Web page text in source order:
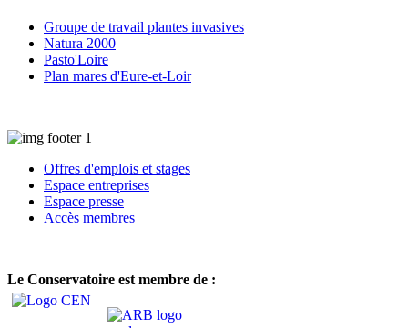
Groupe de travail plantes invasives
Natura 2000
Pasto'Loire
Plan mares d'Eure-et-Loir
Offres d'emplois et stages
Espace entreprises
Espace presse
Accès membres
Le Conservatoire est membre de :